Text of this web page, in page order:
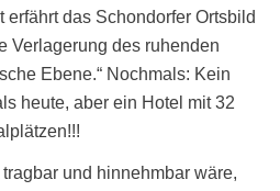
erfährt das Schondorfer Ortsbild
Verlagerung des ruhenden
Ebene.“ Nochmals: Kein
heute, aber ein Hotel mit 32
und hinnehmbar wäre,